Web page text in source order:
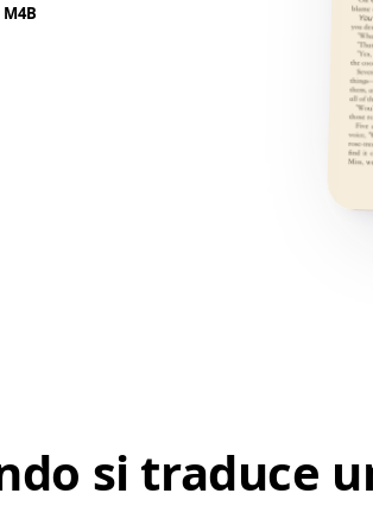
M4B
si traduce